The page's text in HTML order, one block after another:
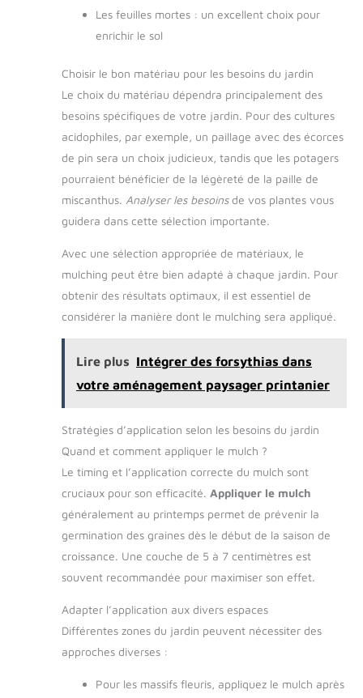
Les feuilles mortes : un excellent choix pour
enrichir le sol
Choisir le bon matériau pour les besoins du jardin
Le choix du matériau dépendra principalement des
besoins spécifiques de votre jardin. Pour des cultures
acidophiles, par exemple, un paillage avec des écorces
de pin sera un choix judicieux, tandis que les potagers
pourraient bénéficier de la légèreté de la paille de
miscanthus. Analyser les besoinsde vos plantes vous
guidera dans cette sélection importante.
Avec une sélection appropriée de matériaux, le
mulching peut être bien adapté à chaque jardin. Pour
obtenir des résultats optimaux, il est essentiel de
considérer la manière dont le mulching sera appliqué.
Lire plus Intégrer des forsythias dans
votre aménagement paysager printanier
Stratégies d’application selon les besoins du jardin
Quand et comment appliquer le mulch ?
Le timing et l’application correcte du mulch sont
cruciaux pour son efficacité. Appliquer le mulch
généralement au printemps permet de prévenir la
germination des graines dès le début de la saison de
croissance. Une couche de 5 à 7 centimètres est
souvent recommandée pour maximiser son effet.
Adapter l’application aux divers espaces
Différentes zones du jardin peuvent nécessiter des
approches diverses :
Pour les massifs fleuris, appliquez le mulch après